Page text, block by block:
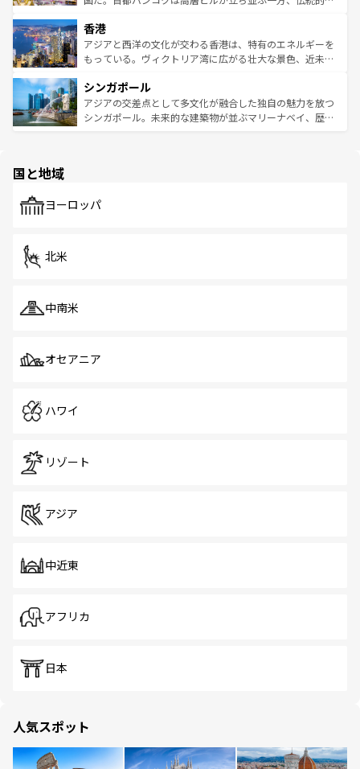
とつ。フォーやバインミー、ベトナムコーヒーなどは、ぜ
ひ現地で味わいたい。どの地域を訪れてもあたたかい人々
が旅行者を迎えてくれるので、きっと忘れられない旅にな
参照してほしい。
の活気が交差している。北部ではチェンマイなどの山岳地
帯で自然と触れ合い、南部ではプーケットやクラビの美し
いビーチでリゾート気分を楽しむことができる。タイ料理
激する。気候は一年中温暖で、どの季節にも異なる楽しみ
が待っている。親しみやすいタイの人々、仏教を中心とし
た文化、そして多様な観光資源が、訪れる旅人を魅了し続
香港
アジアと西洋の文化が交わる香港は、特有のエネルギーを
もっている。ヴィクトリア湾に広がる壮大な景色、近未来
み、どこを訪れても感動するはず。観光スポットが密集し
ており、効率よく見どころを回れるのも魅力。息をのむよ
うな絶景から文化的な体験まで、香港を存分に楽しみ尽く
シンガポール
アジアの交差点として多文化が融合した独自の魅力を放つ
シンガポール。未来的な建築物が並ぶマリーナベイ、歴史
で、ホーカーズは地元の風情を楽しめる外せないスポット
国と地域
ヨーロッパ
北米
中南米
オセアニア
ハワイ
リゾート
アジア
中近東
アフリカ
日本
人気スポット